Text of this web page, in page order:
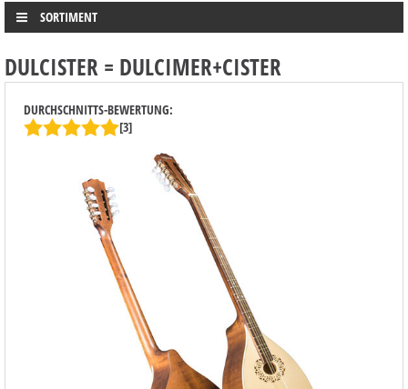
SORTIMENT
DULCISTER = DULCIMER+CISTER
DURCHSCHNITTS-BEWERTUNG:
[3]